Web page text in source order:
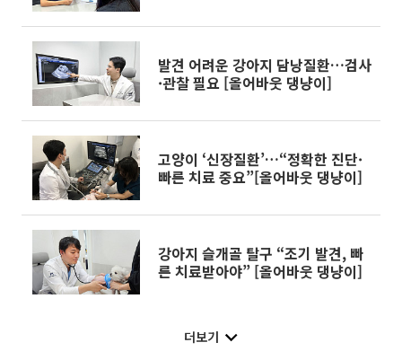
발견 어려운 강아지 담낭질환…검사
·관찰 필요 [올어바웃 댕냥이]
고양이 ‘신장질환’…“정확한 진단·
빠른 치료 중요”[올어바웃 댕냥이]
강아지 슬개골 탈구 “조기 발견, 빠
른 치료받아야” [올어바웃 댕냥이]
더보기